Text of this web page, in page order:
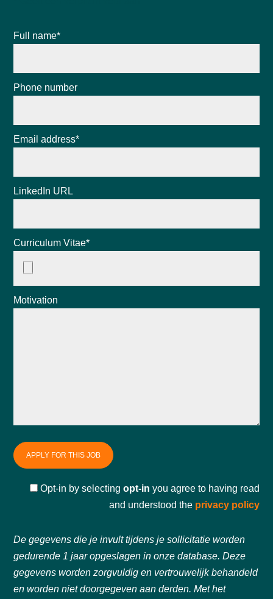
Full name*
Phone number
Email address*
LinkedIn URL
Curriculum Vitae*
Motivation
Opt-in by selecting opt-in you agree to having read
and understood the privacy policy
De gegevens die je invult tijdens je sollicitatie worden
gedurende 1 jaar opgeslagen in onze database. Deze
gegevens worden zorgvuldig en vertrouwelijk behandeld
en worden niet doorgegeven aan derden. Met het